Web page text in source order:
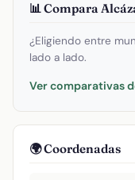
📊 Compara
¿Eligiendo entre
lado a lado.
Ver comparativas
🌍 Coordenadas